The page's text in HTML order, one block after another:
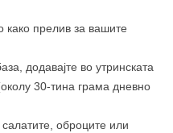
како прелив за вашите
додавајте во утринската
30-тина грама дневно
оброците или